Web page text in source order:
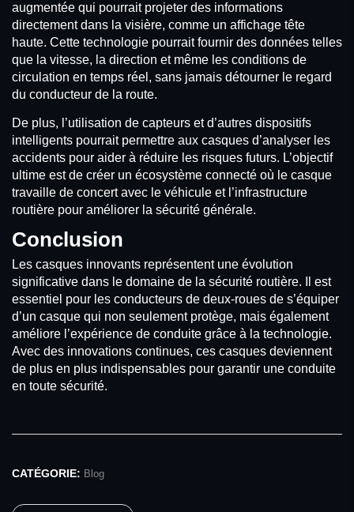
augmentée qui pourrait projeter des informations
directement dans la visière, comme un affichage tête
haute. Cette technologie pourrait fournir des données telles
que la vitesse, la direction et même les conditions de
circulation en temps réel, sans jamais détourner le regard
du conducteur de la route.
De plus, l’utilisation de capteurs et d’autres dispositifs
intelligents pourrait permettre aux casques d’analyser les
accidents pour aider à réduire les risques futurs. L’objectif
ultime est de créer un écosystème connecté où le casque
travaille de concert avec le véhicule et l’infrastructure
routière pour améliorer la sécurité générale.
Conclusion
Les casques innovants représentent une évolution
significative dans le domaine de la sécurité routière. Il est
essentiel pour les conducteurs de deux-roues de s’équiper
d’un casque qui non seulement protège, mais également
améliore l’expérience de conduite grâce à la technologie.
Avec des innovations continues, ces casques deviennent
de plus en plus indispensables pour garantir une conduite
en toute sécurité.
CATÉGORIE: Blog